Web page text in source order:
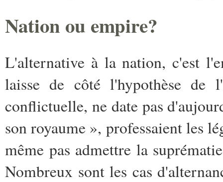
Nation ou empire?
L'alternative à la nation, c'est
laisse de côté l'hypothèse de
conflictuelle, ne date pas
son royaume », professaient les
même pas admettre la
Nombreux sont les cas